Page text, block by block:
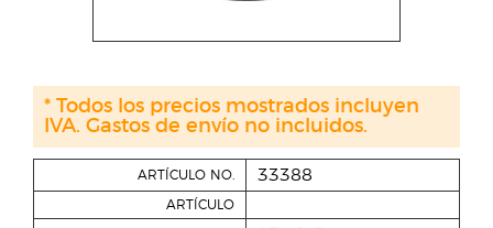
ARTÍCULO NO. 33388
ARTÍCULO
* Todos los precios mostrados incluyen
IVA. Gastos de envío no incluidos.